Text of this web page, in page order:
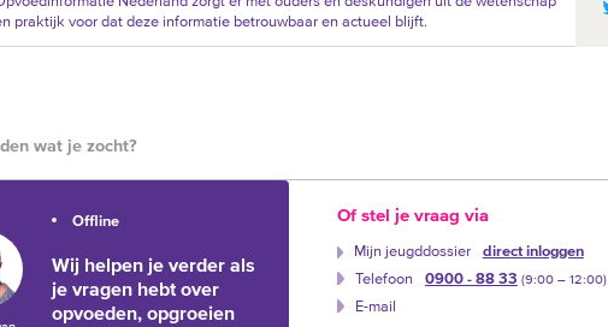
praktijk voor dat deze informatie betrouwbaar en actueel blijft.
wat je zocht?
Offline
Wij helpen je verder als
je vragen hebt over
opvoeden, opgroeien
Of stel je vraag via
Mijn jeugddossier
direct inloggen
Telefoon
0900 - 88 33 (9:00 –‍ 12:00)
E-mail